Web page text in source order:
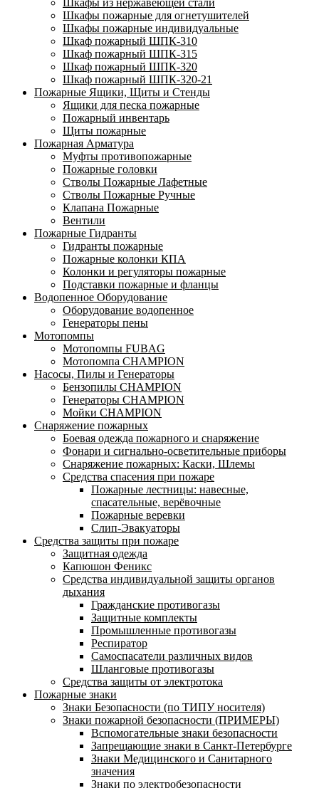
Шкафы из нержавеющей стали
Шкафы пожарные для огнетушителей
Шкафы пожарные индивидуальные
Шкаф пожарный ШПК-310
Шкаф пожарный ШПК-315
Шкаф пожарный ШПК-320
Шкаф пожарный ШПК-320-21
Пожарные Ящики, Щиты и Стенды
Ящики для песка пожарные
Пожарный инвентарь
Щиты пожарные
Пожарная Арматура
Муфты противопожарные
Пожарные головки
Стволы Пожарные Лафетные
Стволы Пожарные Ручные
Клапана Пожарные
Вентили
Пожарные Гидранты
Гидранты пожарные
Пожарные колонки КПА
Колонки и регуляторы пожарные
Подставки пожарные и фланцы
Водопенное Оборудование
Оборудование водопенное
Генераторы пены
Мотопомпы
Мотопомпы FUBAG
Мотопомпа CHAMPION
Насосы, Пилы и Генераторы
Бензопилы CHAMPION
Генераторы CHAMPION
Мойки CHAMPION
Снаряжение пожарных
Боевая одежда пожарного и снаряжение
Фонари и сигнально-осветительные приборы
Снаряжение пожарных: Каски, Шлемы
Средства спасения при пожаре
Пожарные лестницы: навесные,
спасательные, верёвочные
Пожарные веревки
Слип-Эвакуаторы
Средства защиты при пожаре
Защитная одежда
Капюшон Феникс
Средства индивидуальной защиты органов
дыхания
Гражданские противогазы
Защитные комплекты
Промышленные противогазы
Респиратор
Самоспасатели различных видов
Шланговые противогазы
Средства защиты от электротока
Пожарные знаки
Знаки Безопасности (по ТИПУ носителя)
Знаки пожарной безопасности (ПРИМЕРЫ)
Вспомогательные знаки безопасности
Запрещающие знаки в Санкт-Петербурге
Знаки Медицинского и Санитарного
значения
Знаки по электробезопасности